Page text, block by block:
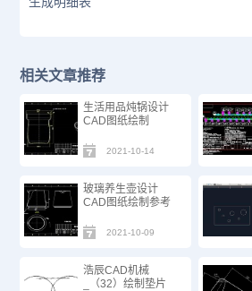
相关文章推荐
生活用品炖锅设计
CAD图纸绘制
2021-10-14
玻璃养生壶设计
CAD图纸绘制参考
2021-10-09
浩辰CAD机械
_（32）绘制垫片